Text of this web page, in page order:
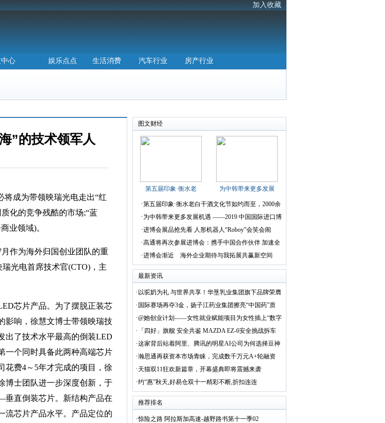
加入收藏
心 娱乐点点 生活消费 汽车行业 房产行业
”的技术领军人
成为带领映瑞光电走出“红
化的竞争残酷的市场;“蓝
业领域)。
作为海外归国创业团队的重
光电首席技术官(CTO)，主
芯片产品。为了摆脱正装芯
影响，徐慧文博士带领映瑞技
出了技术水平最高的倒装LED
一个同时具备此两种高端芯片
花费4～5年才完成的项目，徐
博士团队进一步深度创新，于
直倒装芯片。新结构产品在
流芯片产品水平。产品定位的
图文财经
第五届印象·衡水老 为中韩带来更多发展
·第五届印象·衡水老白干酒文化节如约而至，2000余
· 为中韩带来更多发展机遇 ——2019 中国国际进口博
·进博会展品抢先看 人形机器人“Roboy”会笑会闹
·高通将再次参展进博会：携手中国合作伙伴 加速全
球
·进博会渐近 海外企业期待与我拓展共赢新空间
最新资讯
· 以驼奶为礼 与世界共享！华垦乳业集团旗下品牌荣膺
· 国际赛场再夺3金，扬子江药业集团擦亮“中国药”质
·@她创业计划——女性就业赋能项目为女性插上“数字
· 「四好」旗舰 安全共鉴 MAZDA EZ-6安全挑战拆车
大
·这家背后站着阿里、腾讯的明星AI公司为何选择豆神
·瀚思通再获资本市场青睐，完成数千万元A+轮融资
· 天猫双11狂欢新篇章，开幕盛典即将震撼来袭
·约“惠”秋天,好易仓双十一精彩不断,折扣连连
推荐排名
·惊险之路 阿拉斯加高速-越野路书第十一季02